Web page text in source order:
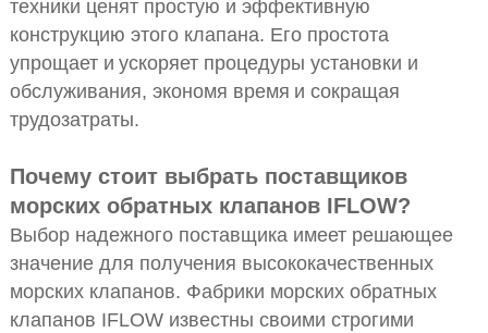
техники ценят простую и эффективную
конструкцию этого клапана. Его простота
упрощает и ускоряет процедуры установки и
обслуживания, экономя время и сокращая
трудозатраты.
Почему стоит выбрать поставщиков
морских обратных клапанов IFLOW?
Выбор надежного поставщика имеет решающее
значение для получения высококачественных
морских клапанов. Фабрики морских обратных
клапанов IFLOW известны своими строгими